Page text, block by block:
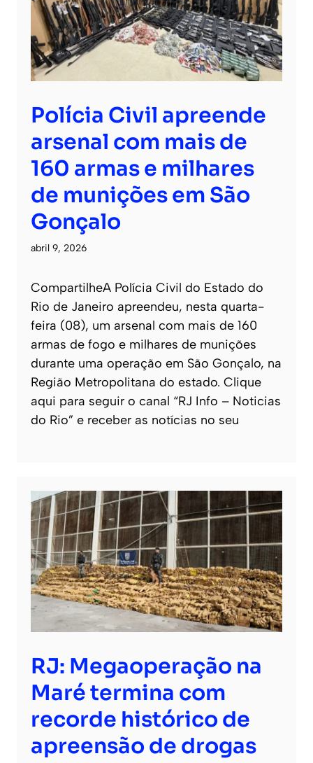
Polícia Civil apreende
arsenal com mais de
160 armas e milhares
de munições em São
Gonçalo
abril 9, 2026
CompartilheA Polícia Civil do Estado do
Rio de Janeiro apreendeu, nesta quarta-
feira (08), um arsenal com mais de 160
armas de fogo e milhares de munições
durante uma operação em São Gonçalo, na
Região Metropolitana do estado. Clique
aqui para seguir o canal “RJ Info – Noticias
do Rio” e receber as notícias no seu
RJ: Megaoperação na
Maré termina com
recorde histórico de
apreensão de drogas